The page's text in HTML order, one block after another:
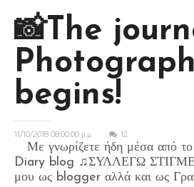
📸The
begins!
11/10/2018 08:00:00 μ.μ. 12
Με γνωρίζετε ήδη μέσα από
Diary blog ♫ΣΥΛΛΕΓΩ
μου ως blogger αλλά και ως